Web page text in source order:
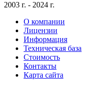
2003 г. - 2024 г.
О компании
Лицензии
Информация
Техническая база
Стоимость
Контакты
Карта сайта